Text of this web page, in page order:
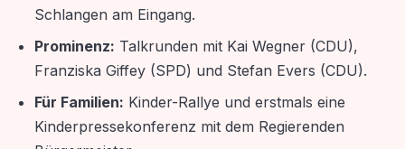
Schlangen am Eingang.
Prominenz: Talkrunden mit Kai Wegner (CDU),
Franziska Giffey (SPD) und Stefan Evers (CDU).
Für Familien: Kinder-Rallye und erstmals eine
Kinderpressekonferenz mit dem Regierenden